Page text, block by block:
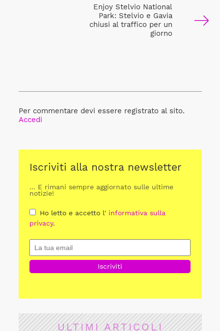
Enjoy Stelvio National
Park: Stelvio e Gavia
chiusi al traffico per un
giorno
Per commentare devi essere registrato al sito.
Accedi
Iscriviti alla nostra newsletter
... E rimani sempre aggiornato sulle ultime
notizie!
Ho letto e accetto l' informativa sulla
privacy.
ULTIMI ARTICOLI